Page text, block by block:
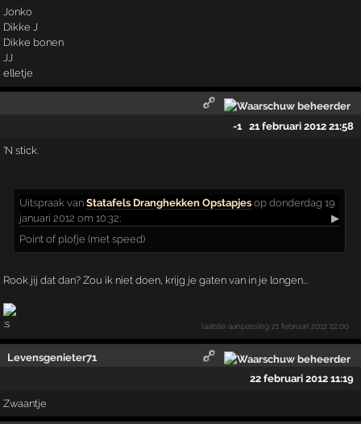
Jonko
Dikke J
Dikke bonen
JJ
elletje
-1 21 februari 2012 21:58
'N stick.
Uitspraak vanStatafels Dranghekken Opstapjes op donderdag 19
januari 2012 om 10:32:
▶
Point of plofje (met speed)
Rook jij dat dan? Zou ik niet doen, krijg je gaten van in je longen...
laatste aanpassing 21 februari 2012 22:00
Levensgenieter71
22 februari 2012 11:19
Zwaantje